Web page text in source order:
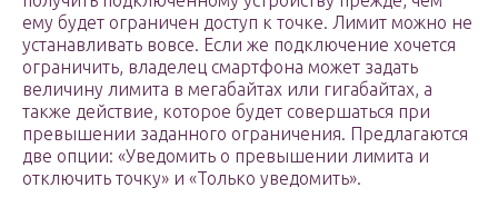
ему будет ограничен доступ к точке. Лимит можно не
устанавливать вовсе. Если же подключение хочется
ограничить, владелец смартфона может задать
величину лимита в мегабайтах или гигабайтах, а
также действие, которое будет совершаться при
превышении заданного ограничения. Предлагаются
две опции: «Уведомить о превышении лимита и
отключить точку» и «Только уведомить».